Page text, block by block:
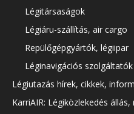
Légitársaságok
Légiáru-szállítás, air cargo
Repülőgépgyártók, légiipar
Léginavigációs szolgáltatók
Légiutazás hírek, cikkek,
KarriAIR: Légiközlekedés